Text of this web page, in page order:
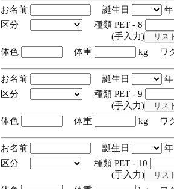
お名前 誕生日
区分
種類 PET - 8
(手入力)
体色
体重 kg ワ
お名前 誕生日
区分
種類 PET - 9
(手入力)
体色
体重 kg ワ
お名前 誕生日
区分
種類 PET - 10
(手入力)